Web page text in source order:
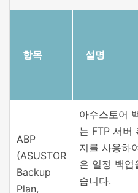
항목 설명
ABP
(ASUSTOR
Backup
Plan,
아수스토어
는 FTP 서버
지를 사용하
은 일정 백업
습니다.